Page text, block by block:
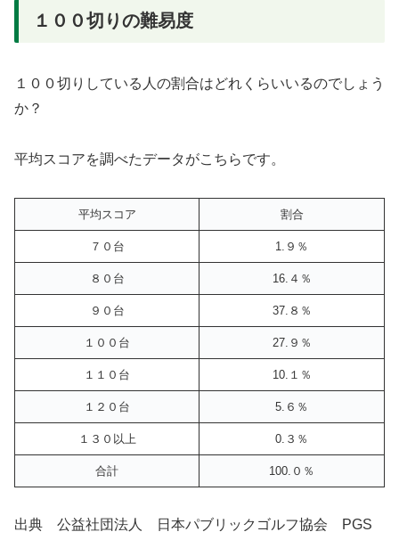
１００切りの難易度
１００切りしている人の割合はどれくらいいるのでしょう
か？
平均スコアを調べたデータがこちらです。
平均スコア 割合
７０台 1.９％
８０台 16.４％
９０台 37.８％
１００台 27.９％
１１０台 10.１％
１２０台 5.６％
１３０以上 0.３％
合計 100.０％
出典 公益社団法人 日本パブリックゴルフ協会 PGS